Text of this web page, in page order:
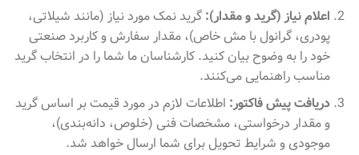
اعلام نیاز (گرید و مقدار): گرید نمک مورد نیاز (مانند شیلاتی،
پودری، گرانول با مش خاص)، مقدار سفارش و کاربرد صنعتی
خود را به وضوح بیان کنید. کارشناسان ما شما را در انتخاب گرید
مناسب راهنمایی می‌کنند.
دریافت پیش فاکتور: اطلاعات لازم در مورد قیمت بر اساس گرید
و مقدار درخواستی، مشخصات فنی (خلوص، دانه‌بندی)،
موجودی و شرایط تحویل برای شما ارسال خواهد شد.